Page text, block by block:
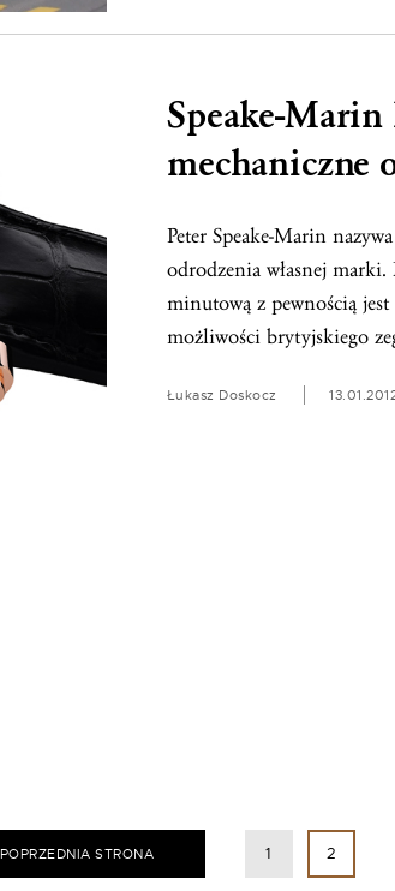
Speake-Marin
mechaniczne
Peter Speake-Marin
odrodzenia własnej
minutową z pewnością
możliwości brytyjskiego
Łukasz Doskocz
POPRZEDNIA STRONA 1 2